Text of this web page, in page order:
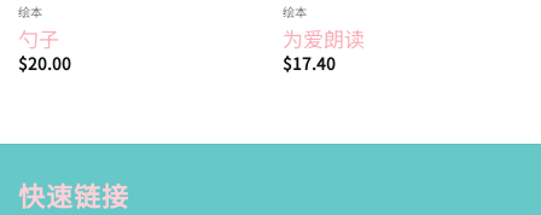
绘本
勺子
$20.00
绘本
为爱朗读
$17.40
快速链接